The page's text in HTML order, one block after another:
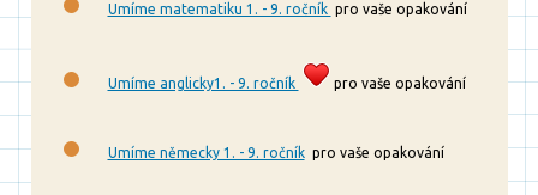
Umíme matematiku 1. - 9. ročník pro vaše opakování
Umíme anglicky1. - 9. ročník pro vaše opakování
Umíme německy 1. - 9. ročníkpro vaše opakování